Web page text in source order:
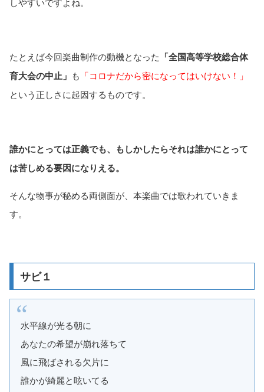
たとえば今回楽曲制作の動機となった 「全国高等学校総合体
育大会の中止」 も 「コロナだから密になってはいけない！」
という正しさに起因するものです。
誰かにとっては正義でも、もしかしたらそれは誰かにとって
は苦しめる要因になりえる。
そんな物事が秘める両側面が、本楽曲では歌われていきま
す。
サビ１
水平線が光る朝に
あなたの希望が崩れ落ちて
風に飛ばされる欠片に
誰かが綺麗と呟いてる